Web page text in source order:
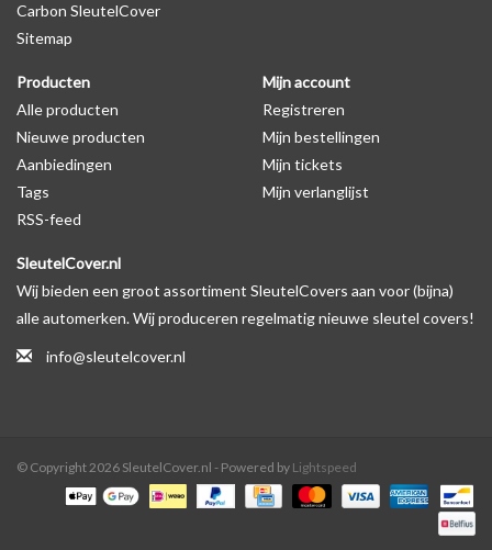
Carbon SleutelCover
Sitemap
Producten
Alle producten
Nieuwe producten
Aanbiedingen
Tags
RSS-feed
Mijn account
Registreren
Mijn bestellingen
Mijn tickets
Mijn verlanglijst
SleutelCover.nl
Wij bieden een groot assortiment SleutelCovers aan voor (bijna)
alle automerken. Wij produceren regelmatig nieuwe sleutel covers!
info@sleutelcover.nl
© Copyright 2026 SleutelCover.nl - Powered by Lightspeed